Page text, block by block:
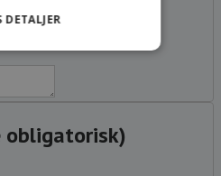
obligatorisk)
DETALJER